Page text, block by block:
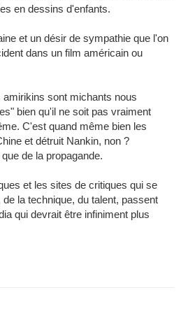
en dessins d'enfants.
et un désir de sympathie que l'on
dans un film américain ou
sont michants nous
bien qu'il ne soit pas vraiment
C'est quand même bien les
et détruit Nankin, non ?
de la propagande.
et les sites de critiques qui se
la technique, du talent, passent
qui devrait être infiniment plus